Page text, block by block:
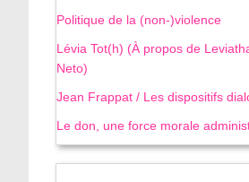
Politique de la (non-)violence
Lévia Tot(h) (À propos de
Neto)
Jean Frappat / Les dispositifs
Le don, une force morale